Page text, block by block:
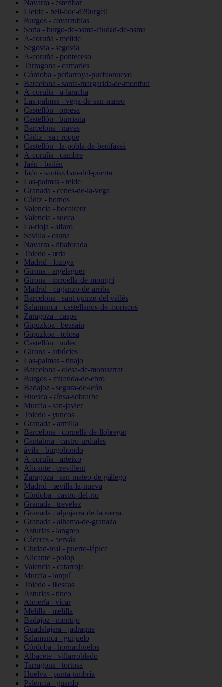
Navarra - esteribar
Lleida - bell-lloc-d39urgell
Burgos - covarrubias
Soria - burgo-de-osma-ciudad-de-osma
A-coruña - melide
Segovia - segovia
A-coruña - ponteceso
Tarragona - camarles
Córdoba - peñarroya-pueblonuevo
Barcelona - santa-margarida-de-montbui
A-coruña - a-laracha
Las-palmas - vega-de-san-mateo
Castellón - orpesa
Castellón - burriana
Barcelona - navàs
Cádiz - san-roque
Castellón - la-pobla-de-benifassà
A-coruña - cambre
Jaén - bailén
Jaén - santisteban-del-puerto
Las-palmas - telde
Granada - cenes-de-la-vega
Cádiz - bornos
Valencia - bocairent
Valencia - sueca
La-rioja - alfaro
Sevilla - osuna
Navarra - ribaforada
Toledo - urda
Madrid - lozoya
Girona - argelaguer
Girona - torroella-de-montgrí
Madrid - daganzo-de-arriba
Barcelona - sant-quirze-del-vallès
Salamanca - castellanos-de-moriscos
Zaragoza - caspe
Gipuzkoa - beasain
Gipuzkoa - tolosa
Castellón - nules
Girona - arbúcies
Las-palmas - tinajo
Barcelona - olesa-de-montserrat
Burgos - miranda-de-ebro
Badajoz - segura-de-león
Huesca - aínsa-sobrarbe
Murcia - san-javier
Toledo - yuncos
Granada - armilla
Barcelona - cornellà-de-llobregat
Cantabria - castro-urdiales
ávila - burgohondo
A-coruña - arteixo
Alicante - crevillent
Zaragoza - san-mateo-de-gállego
Madrid - sevilla-la-nueva
Córdoba - castro-del-río
Granada - trevélez
Granada - alpujarra-de-la-sierra
Granada - alhama-de-granada
Asturias - langreo
Cáceres - hervás
Ciudad-real - puerto-lápice
Alicante - polop
Valencia - catarroja
Murcia - lorquí
Toledo - illescas
Asturias - tineo
Almería - vícar
Melilla - melilla
Badajoz - montijo
Guadalajara - jadraque
Salamanca - guijuelo
Córdoba - hornachuelos
Albacete - villarrobledo
Tarragona - tortosa
Huelva - punta-umbría
Palencia - guardo